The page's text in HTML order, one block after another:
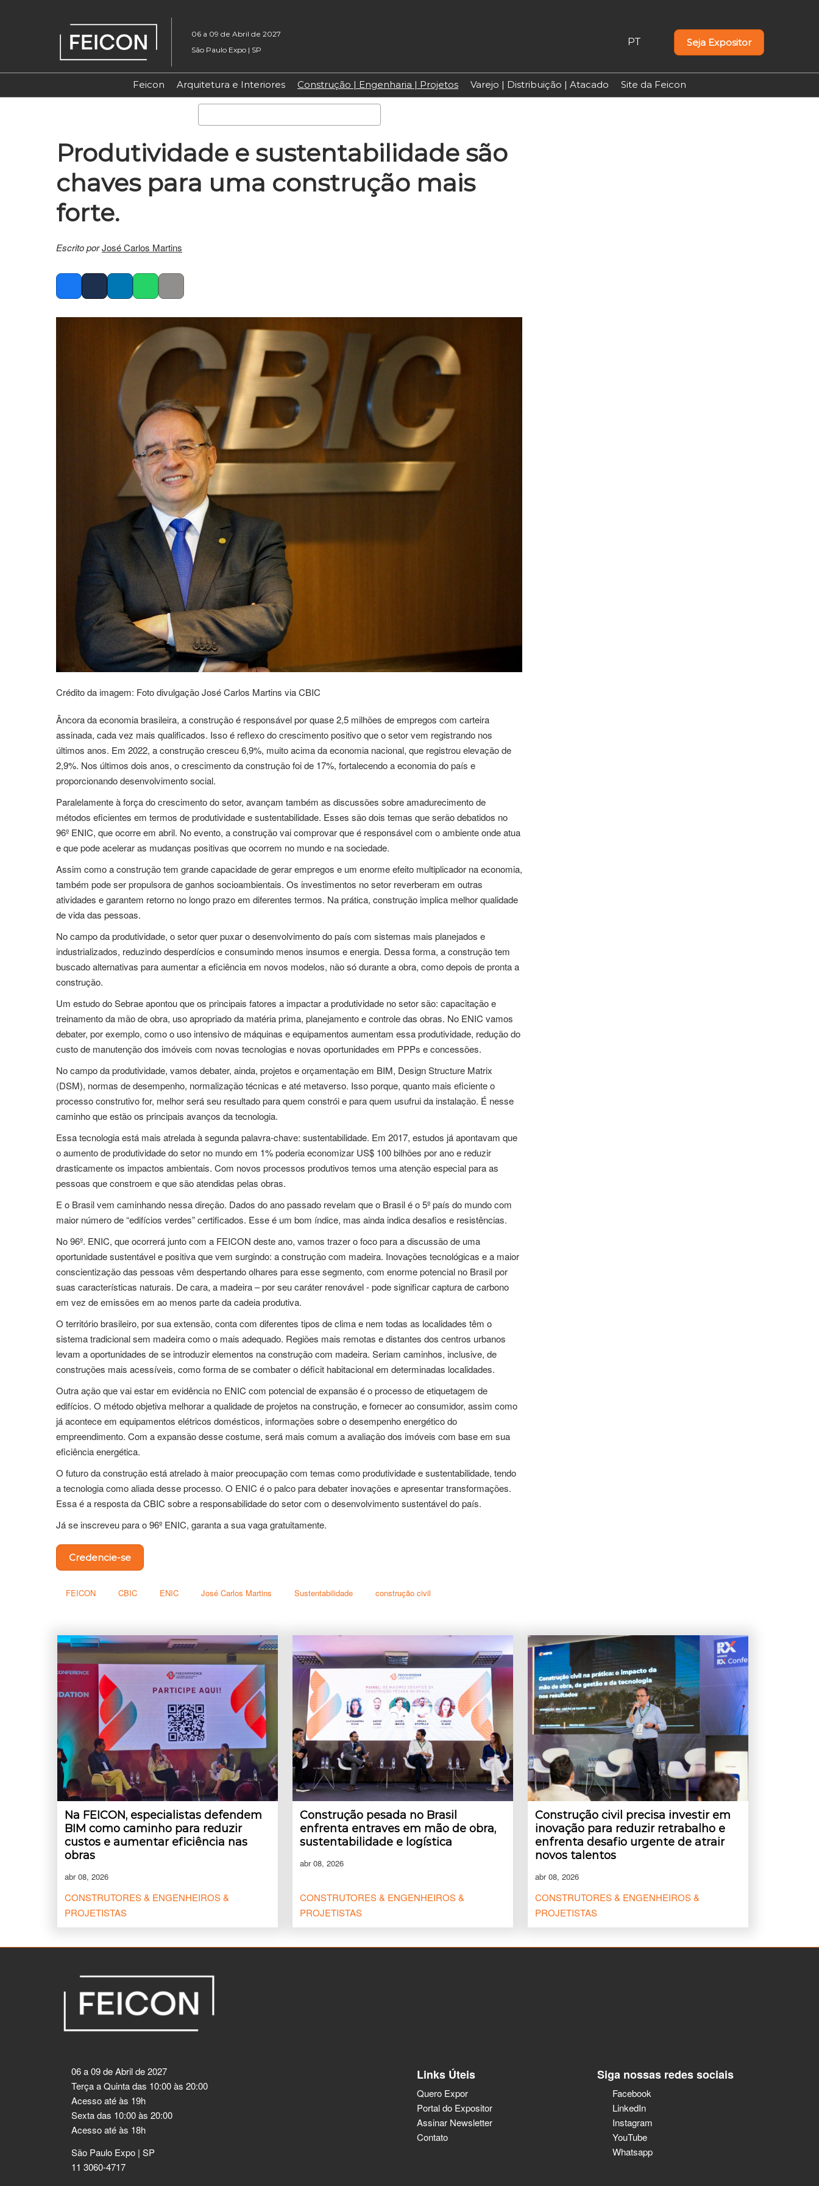
para
o
conteúdo
06 a 09 de Abril de 2027
São Paulo Expo | SP
PT
EN
Seja Expositor
Feicon Arquitetura e Interiores Construção | Engenharia | Projetos Varejo | Distribuição | Atacado Site da Feicon
Produtividade e sustentabilidade são
chaves para uma construção mais
forte.
Escrito porJosé Carlos Martins
Facebook
TwitterLinkedInWhatsappCopy link
Crédito da imagem: Foto divulgação José Carlos Martins via CBIC
Âncora da economia brasileira, a construção é responsável por quase 2,5 milhões de empregos com carteira
assinada, cada vez mais qualificados. Isso é reflexo do crescimento positivo que o setor vem registrando nos
últimos anos. Em 2022, a construção cresceu 6,9%, muito acima da economia nacional, que registrou elevação de
2,9%. Nos últimos dois anos, o crescimento da construção foi de 17%, fortalecendo a economia do país e
proporcionando desenvolvimento social.
Paralelamente à força do crescimento do setor, avançam também as discussões sobre amadurecimento de
métodos eficientes em termos de produtividade e sustentabilidade. Esses são dois temas que serão debatidos no
96º ENIC, que ocorre em abril. No evento, a construção vai comprovar que é responsável com o ambiente onde atua
e que pode acelerar as mudanças positivas que ocorrem no mundo e na sociedade.
Assim como a construção tem grande capacidade de gerar empregos e um enorme efeito multiplicador na economia,
também pode ser propulsora de ganhos socioambientais. Os investimentos no setor reverberam em outras
atividades e garantem retorno no longo prazo em diferentes termos. Na prática, construção implica melhor qualidade
de vida das pessoas.
No campo da produtividade, o setor quer puxar o desenvolvimento do país com sistemas mais planejados e
industrializados, reduzindo desperdícios e consumindo menos insumos e energia. Dessa forma, a construção tem
buscado alternativas para aumentar a eficiência em novos modelos, não só durante a obra, como depois de pronta a
construção.
Um estudo do Sebrae apontou que os principais fatores a impactar a produtividade no setor são: capacitação e
treinamento da mão de obra, uso apropriado da matéria prima, planejamento e controle das obras. No ENIC vamos
debater, por exemplo, como o uso intensivo de máquinas e equipamentos aumentam essa produtividade, redução do
custo de manutenção dos imóveis com novas tecnologias e novas oportunidades em PPPs e concessões.
No campo da produtividade, vamos debater, ainda, projetos e orçamentação em BIM, Design Structure Matrix
(DSM), normas de desempenho, normalização técnicas e até metaverso. Isso porque, quanto mais eficiente o
processo construtivo for, melhor será seu resultado para quem constrói e para quem usufrui da instalação. É nesse
caminho que estão os principais avanços da tecnologia.
Essa tecnologia está mais atrelada à segunda palavra-chave: sustentabilidade. Em 2017, estudos já apontavam que
o aumento de produtividade do setor no mundo em 1% poderia economizar US$ 100 bilhões por ano e reduzir
drasticamente os impactos ambientais. Com novos processos produtivos temos uma atenção especial para as
pessoas que constroem e que são atendidas pelas obras.
E o Brasil vem caminhando nessa direção. Dados do ano passado revelam que o Brasil é o 5º país do mundo com
maior número de “edifícios verdes” certificados. Esse é um bom índice, mas ainda indica desafios e resistências.
No 96º. ENIC, que ocorrerá junto com a FEICON deste ano, vamos trazer o foco para a discussão de uma
oportunidade sustentável e positiva que vem surgindo: a construção com madeira. Inovações tecnológicas e a maior
conscientização das pessoas vêm despertando olhares para esse segmento, com enorme potencial no Brasil por
suas características naturais. De cara, a madeira – por seu caráter renovável - pode significar captura de carbono
em vez de emissões em ao menos parte da cadeia produtiva.
O território brasileiro, por sua extensão, conta com diferentes tipos de clima e nem todas as localidades têm o
sistema tradicional sem madeira como o mais adequado. Regiões mais remotas e distantes dos centros urbanos
levam a oportunidades de se introduzir elementos na construção com madeira. Seriam caminhos, inclusive, de
construções mais acessíveis, como forma de se combater o déficit habitacional em determinadas localidades.
Outra ação que vai estar em evidência no ENIC com potencial de expansão é o processo de etiquetagem de
edifícios. O método objetiva melhorar a qualidade de projetos na construção, e fornecer ao consumidor, assim como
já acontece em equipamentos elétricos domésticos, informações sobre o desempenho energético do
empreendimento. Com a expansão desse costume, será mais comum a avaliação dos imóveis com base em sua
eficiência energética.
O futuro da construção está atrelado à maior preocupação com temas como produtividade e sustentabilidade, tendo
a tecnologia como aliada desse processo. O ENIC é o palco para debater inovações e apresentar transformações.
Essa é a resposta da CBIC sobre a responsabilidade do setor com o desenvolvimento sustentável do país.
Já se inscreveu para o 96º ENIC, garanta a sua vaga gratuitamente.
Credencie-se
FEICON CBIC ENIC José Carlos Martins Sustentabilidade construção civil
Na FEICON, especialistas defendem
BIM como caminho para reduzir
custos e aumentar eficiência nas
obras
abr 08, 2026
CONSTRUTORES & ENGENHEIROS &
PROJETISTAS
Construção pesada no Brasil
enfrenta entraves em mão de obra,
sustentabilidade e logística
abr 08, 2026
CONSTRUTORES & ENGENHEIROS &
PROJETISTAS
Construção civil precisa investir em
inovação para reduzir retrabalho e
enfrenta desafio urgente de atrair
novos talentos
abr 08, 2026
CONSTRUTORES & ENGENHEIROS &
PROJETISTAS
06 a 09 de Abril de 2027
Terça a Quinta das 10:00 às 20:00
Acesso até às 19h
Sexta das 10:00 às 20:00
Acesso até às 18h
São Paulo Expo | SP
11 3060-4717
Links Úteis
Quero Expor
Portal do Expositor
Assinar Newsletter
Contato
Siga nossas redes sociais
Facebook
LinkedIn
Instagram
YouTube
Whatsapp